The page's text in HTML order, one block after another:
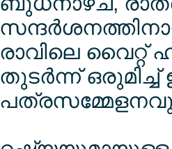
രാവിലെ വൈറ്റ്
തുടര്‍ന്ന്